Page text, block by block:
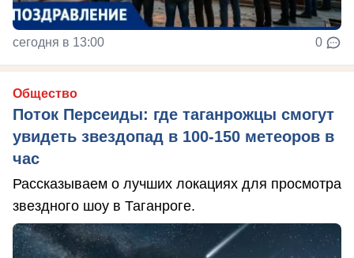
сегодня в 13:00 0
Общество
Поток Персеиды: где таганрожцы смогут
увидеть звездопад в 100-150 метеоров в
час
Рассказываем о лучших локациях для просмотра
звездного шоу в Таганроге.